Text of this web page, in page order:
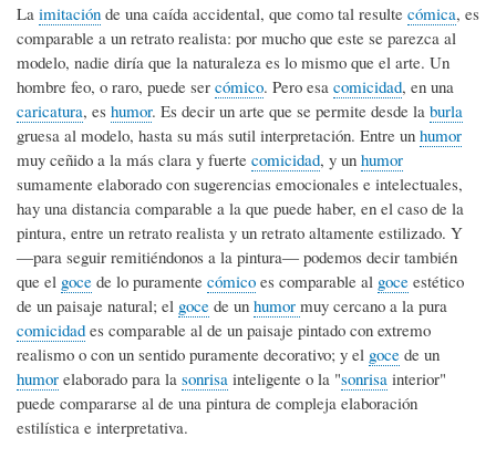
La imitación de una caída accidental, que como tal resulte cómica, es
comparable a un retrato realista: por mucho que este se parezca al
modelo, nadie diría que la naturaleza es lo mismo que el arte. Un
hombre feo, o raro, puede ser cómico. Pero esa comicidad, en una
caricatura, es humor. Es decir un arte que se permite desde la burla
gruesa al modelo, hasta su más sutil interpretación. Entre un humor
muy ceñido a la más clara y fuerte comicidad, y un humor
sumamente elaborado con sugerencias emocionales e intelectuales,
hay una distancia comparable a la que puede haber, en el caso de la
pintura, entre un retrato realista y un retrato altamente estilizado. Y
―para seguir remitiéndonos a la pintura― podemos decir también
que el goce de lo puramente cómico es comparable al goce estético
de un paisaje natural; el goce de un humor muy cercano a la pura
comicidad es comparable al de un paisaje pintado con extremo
realismo o con un sentido puramente decorativo; y el goce de un
humor elaborado para la sonrisa inteligente o la "sonrisa interior"
puede compararse al de una pintura de compleja elaboración
estilística e interpretativa.